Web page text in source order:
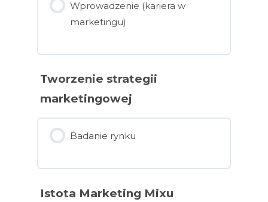
Wprowadzenie (kariera w
marketingu)
Tworzenie strategii
marketingowej
Badanie rynku
Istota Marketing Mixu